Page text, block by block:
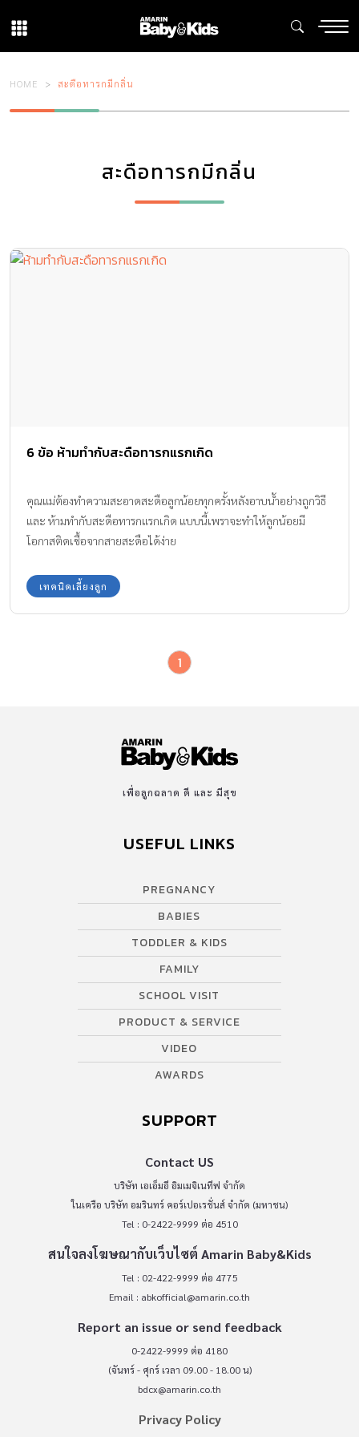
HOME สะดือทารกมีกลิ่น
สะดือทารกมีกลิ่น
6 ข้อ ห้ามทำกับสะดือทารกแรกเกิด
คุณแม่ต้องทำความสะอาดสะดือลูกน้อยทุกครั้งหลังอาบน้ำอย่างถูกวิธี
และ ห้ามทำกับสะดือทารกแรกเกิด แบบนี้เพราจะทำให้ลูกน้อยมี
โอกาสติดเชื้อจากสายสะดือได้ง่าย
เทคนิคเลี้ยงลูก
1
เพื่อลูกฉลาด ดี และ มีสุข
USEFUL LINKS
PREGNANCY
BABIES
TODDLER & KIDS
FAMILY
SCHOOL VISIT
PRODUCT & SERVICE
VIDEO
AWARDS
SUPPORT
Contact US
บริษัท เอเอ็มอี อิมเมจิเนทีฟ จำกัด
ในเครือ บริษัท อมรินทร์ คอร์เปอเรชั่นส์ จำกัด (มหาชน)
Tel : 0-2422-9999 ต่อ 4510
สนใจลงโฆษณากับเว็บไซต์ Amarin Baby&Kids
Tel : 02-422-9999 ต่อ 4775
Email : abkofficial@amarin.co.th
Report an issue or send feedback
0-2422-9999 ต่อ 4180
(จันทร์ - ศุกร์ เวลา 09.00 - 18.00 น)
bdcx@amarin.co.th
Privacy Policy